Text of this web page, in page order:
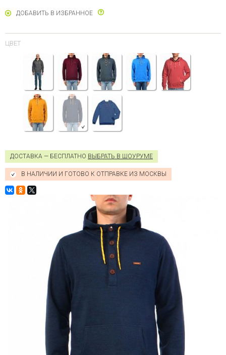
ДОБАВИТЬ В ИЗБРАННОЕ
ЦВЕТ
ДОСТАВКА — БЕСПЛАТНО ВЫБРАТЬ В ШОУРУМЕ
В НАЛИЧИИ И ГОТОВО К ОТПРАВКЕ ИЗ МОСКВЫ